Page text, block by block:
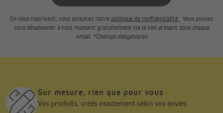
En vous inscrivant, vous acceptez notre politique de confidentialité. . Vous pouvez
vous désabonner à tout moment gratuitement via le lien présent dans chaque
email. *Champs obligatoires
Sur mesure, rien que pour vous
Vos produits, créés exactement selon vos envies.